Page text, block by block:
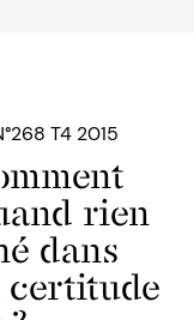
T4 2015
rien
dans
certitude